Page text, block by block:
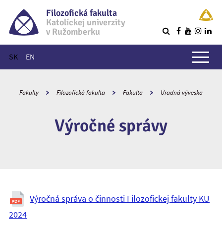
Filozofická fakulta
Katolíckej univerzity
v Ružomberku
SK EN
Hlavné menu
Fakulty Filozofická fakulta Fakulta Úradná výveska
Výročné správy
Výročná správa o činnosti Filozofickej fakulty KU
2024